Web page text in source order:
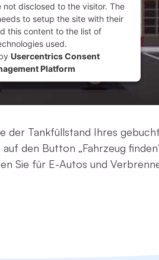
disclosed to the visitor. The
to setup the site with their
this content to the list of
used.
Usercentrics Consent
Platform
der Tankfüllstand Ihres
auf den Button „Fahrzeug
Sie für E-Autos und